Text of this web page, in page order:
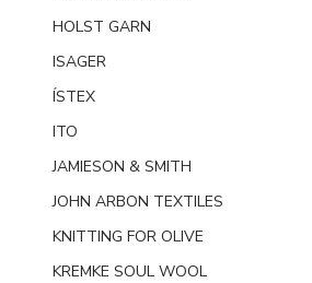
HOLST GARN
ISAGER
ÍSTEX
ITO
JAMIESON & SMITH
JOHN ARBON TEXTILES
KNITTING FOR OLIVE
KREMKE SOUL WOOL